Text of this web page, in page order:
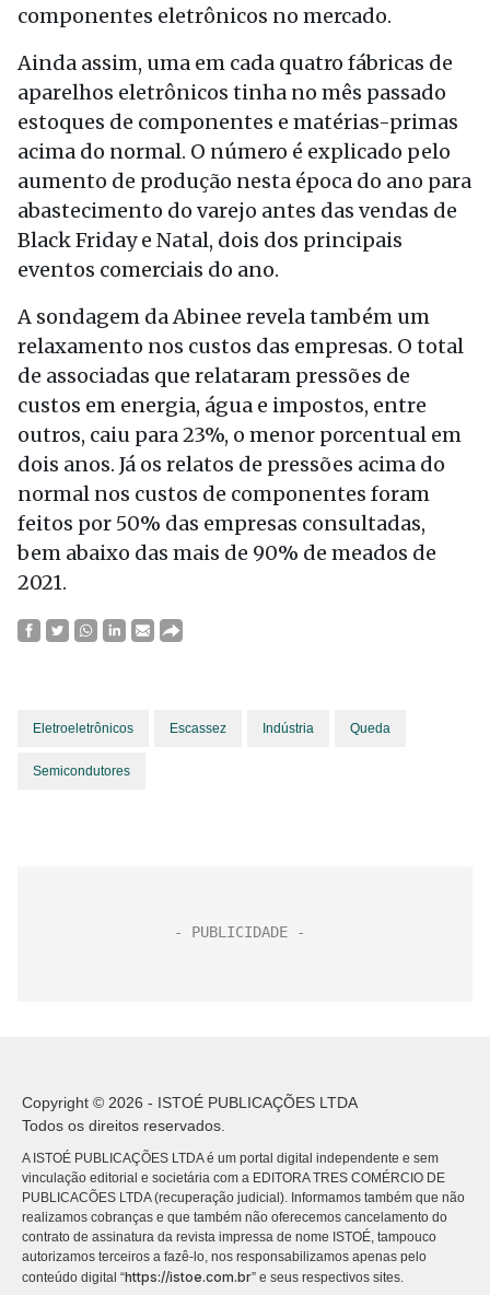
componentes eletrônicos no mercado.
Ainda assim, uma em cada quatro fábricas de
aparelhos eletrônicos tinha no mês passado
estoques de componentes e matérias-primas
acima do normal. O número é explicado pelo
aumento de produção nesta época do ano para
abastecimento do varejo antes das vendas de
Black Friday e Natal, dois dos principais
eventos comerciais do ano.
A sondagem da Abinee revela também um
relaxamento nos custos das empresas. O total
de associadas que relataram pressões de
custos em energia, água e impostos, entre
outros, caiu para 23%, o menor porcentual em
dois anos. Já os relatos de pressões acima do
normal nos custos de componentes foram
feitos por 50% das empresas consultadas,
bem abaixo das mais de 90% de meados de
2021.
Eletroeletrônicos Escassez Indústria Queda
Semicondutores
Copyright © 2026 - ISTOÉ PUBLICAÇÕES LTDA
Todos os direitos reservados.
A ISTOÉ PUBLICAÇÕES LTDA é um portal digital independente e sem
vinculação editorial e societária com a EDITORA TRES COMÉRCIO DE
PUBLICACÕES LTDA (recuperação judicial). Informamos também que não
realizamos cobranças e que também não oferecemos cancelamento do
contrato de assinatura da revista impressa de nome ISTOÉ, tampouco
autorizamos terceiros a fazê-lo, nos responsabilizamos apenas pelo
conteúdo digital “https://istoe.com.br” e seus respectivos sites.